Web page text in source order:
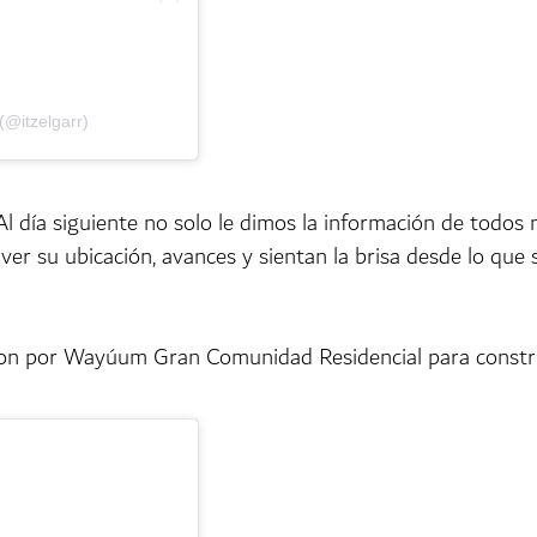
siguiente no solo le dimos la información de todos
su ubicación, avances y sientan la brisa desde lo que
por Wayúum Gran Comunidad Residencial para